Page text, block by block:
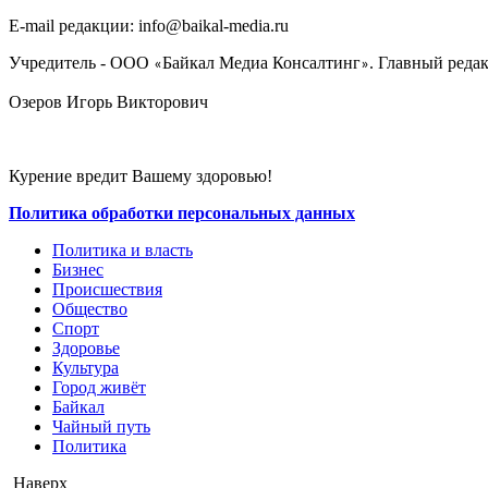
E-mail редакции: info@baikal-media.ru
Учредитель - ООО «Байкал Медиа Консалтинг». Главный
Озеров Игорь Викторович
Курение вредит Вашему здоровью!
Политика обработки персональных данных
Политика и власть
Бизнес
Происшествия
Общество
Cпорт
Здоровье
Культура
Город живёт
Байкал
Чайный путь
Политика
Наверх